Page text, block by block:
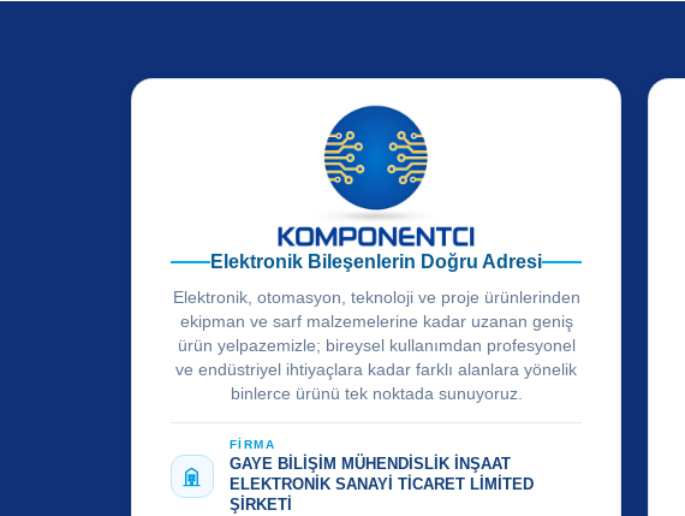
Elektronik Bileşenlerin Doğru Adresi
Elektronik, otomasyon, teknoloji ve proje ürünlerinden
ekipman ve sarf malzemelerine kadar uzanan geniş
ürün yelpazemizle; bireysel kullanımdan profesyonel
ve endüstriyel ihtiyaçlara kadar farklı alanlara yönelik
binlerce ürünü tek noktada sunuyoruz.
FİRMA
GAYE BİLİŞİM MÜHENDİSLİK İNŞAAT
ELEKTRONİK SANAYİ TİCARET LİMİTED
ŞİRKETİ